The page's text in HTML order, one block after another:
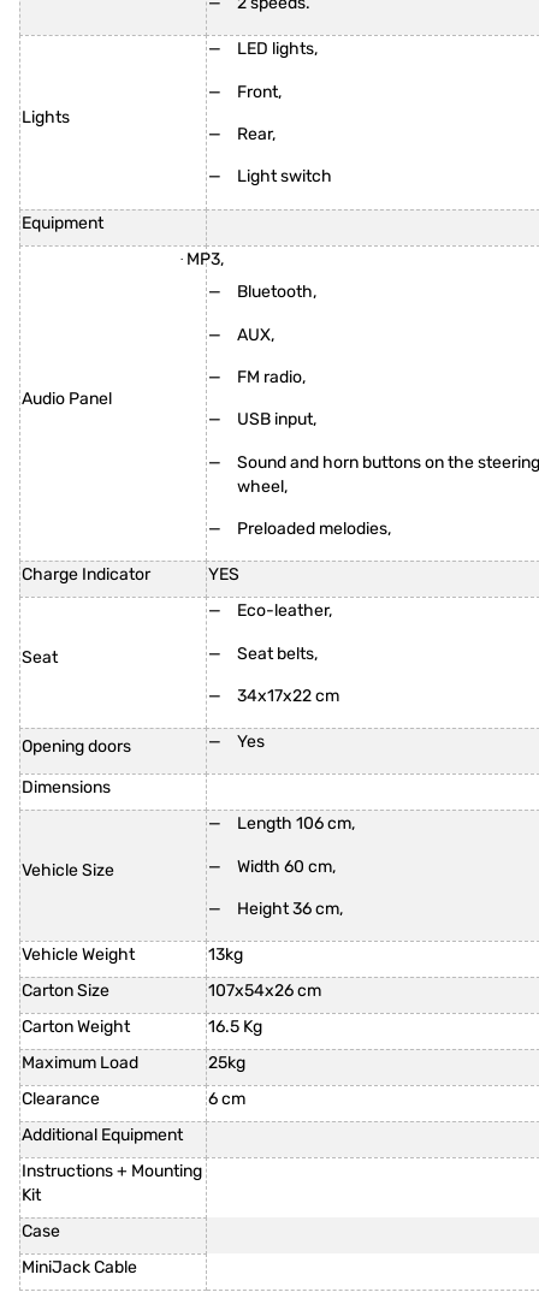
Lights
LED lights,
Front,
Rear,
Light switch
Equipment
Audio Panel
· MP3,
Bluetooth,
AUX,
FM radio,
USB input,
Sound and horn buttons on the steering
wheel,
Preloaded melodies,
Charge Indicator YES
Seat
Eco-leather,
Seat belts,
34x17x22 cm
Opening doors Yes
Dimensions
Vehicle Size
Length 106 cm,
Width 60 cm,
Height 36 cm,
Vehicle Weight
13kg
Carton Size
107x54x26 cm
Carton Weight
16.5 Kg
Maximum Load
25kg
Clearance
6 cm
Additional Equipment
Instructions + Mounting
Kit
Case
MiniJack Cable